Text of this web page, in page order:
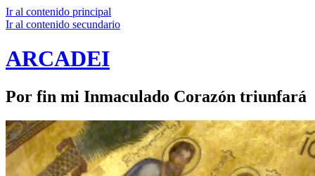
Ir al contenido principal
Ir al contenido secundario
ARCADEI
Por fin mi Inmaculado Corazón triunfará